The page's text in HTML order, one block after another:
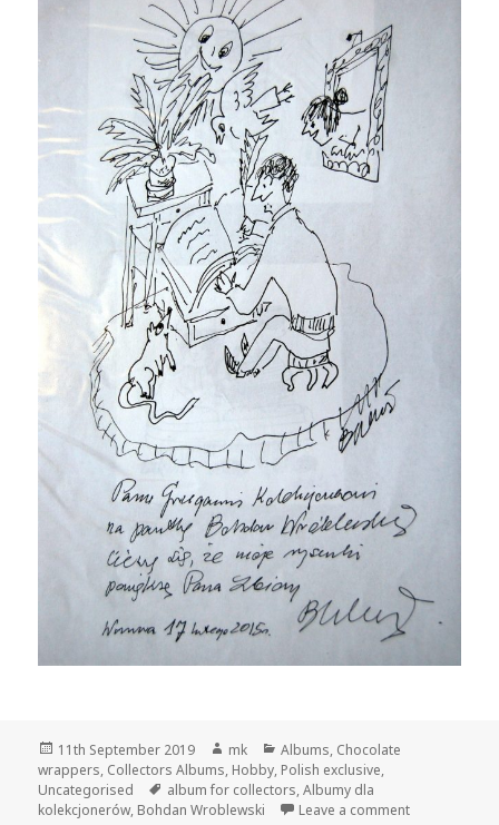
Posted
on
11th September 2019 Author
mk Categories
Albums, Chocolate
wrappers, Collectors Albums, Hobby, Polish exclusive,
Uncategorised
Tags
album for collectors,Albumy dla
kolekcjonerów, Bohdan Wroblewski Leave a commenton